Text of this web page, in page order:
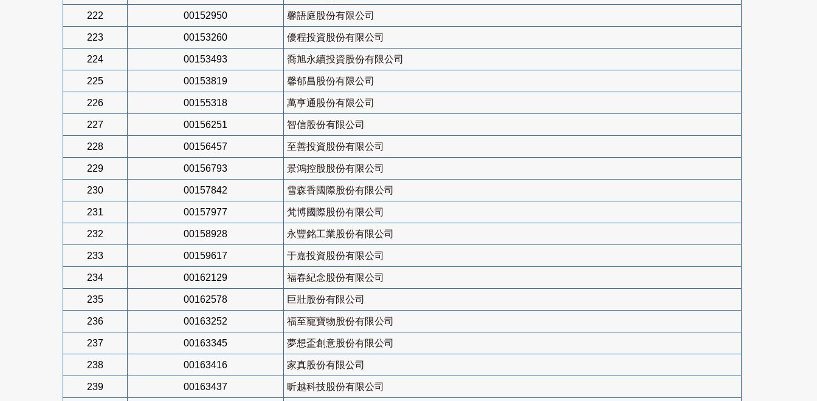
222 00152950 馨語庭股份有限公司
223 00153260 優程投資股份有限公司
224 00153493 喬旭永續投資股份有限公司
225 00153819 馨郁昌股份有限公司
226 00155318 萬亨通股份有限公司
227 00156251 智信股份有限公司
228 00156457 至善投資股份有限公司
229 00156793 景鴻控股股份有限公司
230 00157842 雪森香國際股份有限公司
231 00157977 梵博國際股份有限公司
232 00158928 永豐銘工業股份有限公司
233 00159617 于嘉投資股份有限公司
234 00162129 福春紀念股份有限公司
235 00162578 巨壯股份有限公司
236 00163252 福至寵寶物股份有限公司
237 00163345 夢想盃創意股份有限公司
238 00163416 家真股份有限公司
239 00163437 昕越科技股份有限公司